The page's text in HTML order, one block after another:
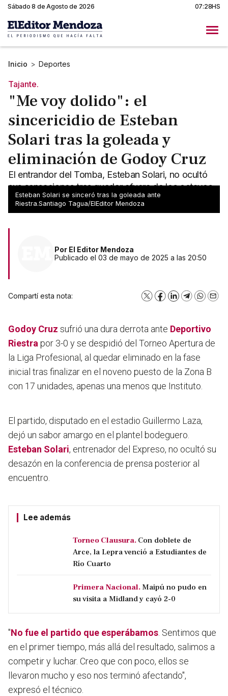
Sábado 8 de Agosto de 2026 07:28HS
Inicio > Deportes
Tajante.
"Me voy dolido": el
sincericidio de Esteban
Solari tras la goleada y
eliminación de Godoy Cruz
El entrandor del Tomba, Esteban Solari, no ocultó
sus sensaciones tras quedar afuera de los octavos
de final del Torneo Apertura.
Esteban Solari se sinceró tras la goleada ante
Riestra.Santiago Tagua/ElEditor Mendoza
Por El Editor Mendoza
Publicado el 03 de mayo de 2025 a las 20:50
Compartí esta nota: X Facebook
LinkedInTelegram
Godoy Cruz sufrió una dura derrota ante Deportivo
Riestra por 3-0 y se despidió del Torneo Apertura de
la Liga Profesional, al quedar eliminado en la fase
inicial tras finalizar en el noveno puesto de la Zona B
con 17 unidades, apenas una menos que Instituto.
El partido, disputado en el estadio Guillermo Laza,
dejó un sabor amargo en el plantel bodeguero.
Esteban Solari, entrenador del Expreso, no ocultó su
desazón en la conferencia de prensa posterior al
encuentro.
Lee además
Torneo Clausura. Con doblete de
Arce, la Lepra venció a Estudiantes de
Río Cuarto
Primera Nacional. Maipú no pudo en
su visita a Midland y cayó 2-0
"No fue el partido que esperábamos . Sentimos que
en el primer tiempo, más allá del resultado, salimos a
competir y luchar. Creo que con poco, ellos se
llevaron mucho y eso nos terminó afectando",
expresó el técnico.